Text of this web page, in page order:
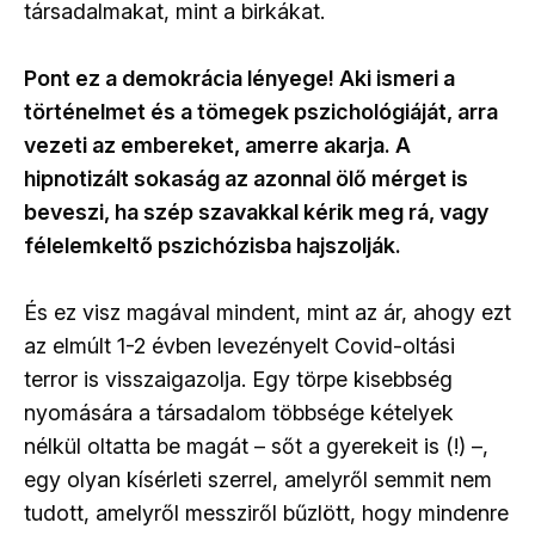
társadalmakat, mint a birkákat.
Pont ez a demokrácia lényege! Aki ismeri a
történelmet és a tömegek pszichológiáját, arra
vezeti az embereket, amerre akarja. A
hipnotizált sokaság az azonnal ölő mérget is
beveszi, ha szép szavakkal kérik meg rá, vagy
félelemkeltő pszichózisba hajszolják.
És ez visz magával mindent, mint az ár, ahogy ezt
az elmúlt 1-2 évben levezényelt Covid-oltási
terror is visszaigazolja. Egy törpe kisebbség
nyomására a társadalom többsége kételyek
nélkül oltatta be magát – sőt a gyerekeit is (!) –,
egy olyan kísérleti szerrel, amelyről semmit nem
tudott, amelyről messziről bűzlött, hogy mindenre